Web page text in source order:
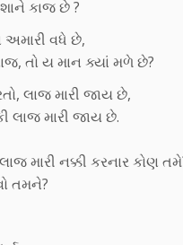
કાજ છે ?
અમારી વધે છે,
તો ય માન ક્યાં મળે છે?
લાજ મારી જાય છે,
લાજ મારી જાય છે.
મારી નક્કી કરનાર કોણ
તમને?